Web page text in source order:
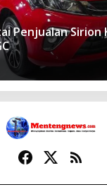
Penjualan Sirion